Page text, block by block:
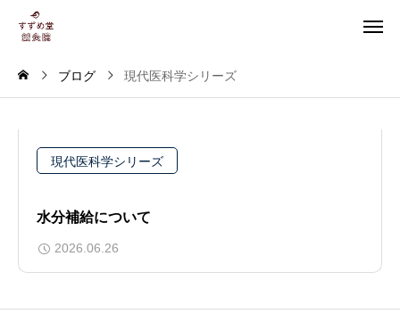
ブログ 現代医科学シリーズ
現代医科学シリーズ
水分補給について
2026.06.26